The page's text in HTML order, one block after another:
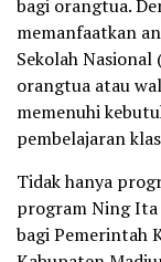
bagi orangtua.
memanfaatkan
Sekolah Nasional
orangtua atau
memenuhi
pembelajaran
Tidak hanya
program Ning Ita
bagi Pemerintah